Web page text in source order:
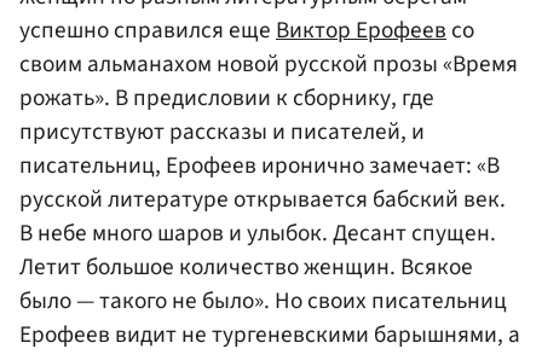
успешно справился ещеВиктор Ерофеевсо
своим альманахом новой русской прозы «Время
рожать». В предисловии к сборнику, где
присутствуют рассказы и писателей, и
писательниц, Ерофеев иронично замечает: «В
русской литературе открывается бабский век.
В небе много шаров и улыбок. Десант спущен.
Летит большое количество женщин. Всякое
было — такого не было». Но своих писательниц
Ерофеев видит не тургеневскими барышнями, а